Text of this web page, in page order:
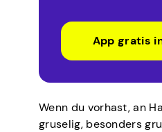
App gratis
Wenn du vorhast, an
gruselig, besonders